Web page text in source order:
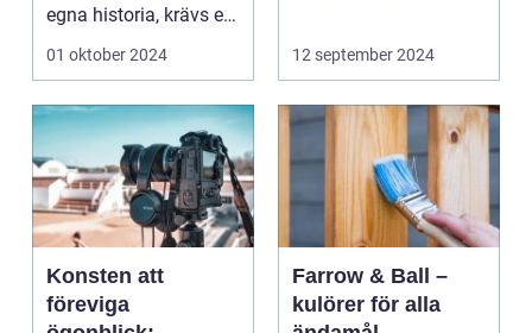
egna historia, krävs en
riktig ko...
01 oktober 2024 12 september 2024
Konsten att
föreviga
Farrow & Ball –
kulörer för alla